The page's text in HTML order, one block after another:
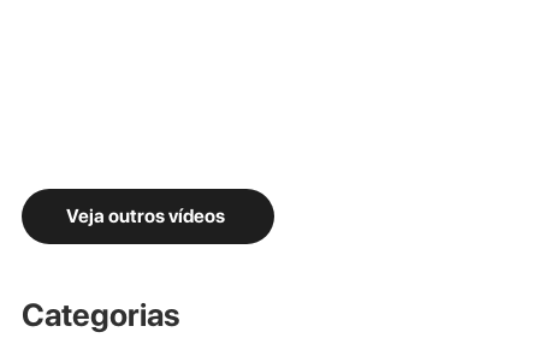
Veja outros vídeos
Categorias